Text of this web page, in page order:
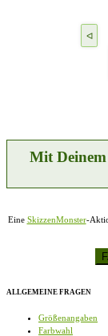
Mit
Eine SkizzenMonster-
ALLGEMEINE FRAGEN
Größenangaben
Farbwahl